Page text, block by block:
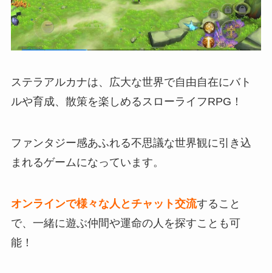
ステラアルカナは、広大な世界で自由自在にバト
ルや育成、散策を楽しめるスローライフRPG！
ファンタジー感あふれる不思議な世界観に引き込
まれるゲームになっています。
オンラインで様々な人とチャット交流すること
で、一緒に遊ぶ仲間や運命の人を探すことも可
能！